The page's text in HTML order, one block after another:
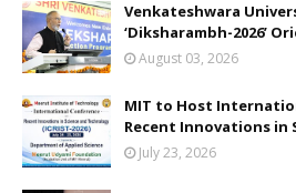
Venkateshwara
‘Diksharambh-2026’
August 03, 2026
MIT to Host
Recent Innovations in
July 23, 2026